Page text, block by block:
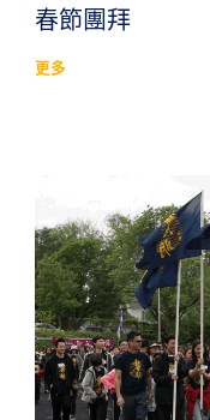
春節團拜
更多